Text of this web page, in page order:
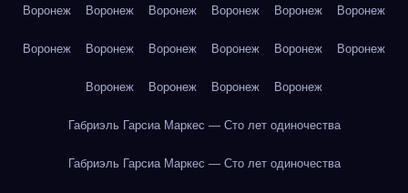
Воронеж Воронеж Воронеж Воронеж Воронеж Воронеж
Воронеж Воронеж Воронеж Воронеж Воронеж Воронеж
Воронеж Воронеж Воронеж Воронеж
Габриэль Гарсиа Маркес — Сто лет одиночества
Габриэль Гарсиа Маркес — Сто лет одиночества